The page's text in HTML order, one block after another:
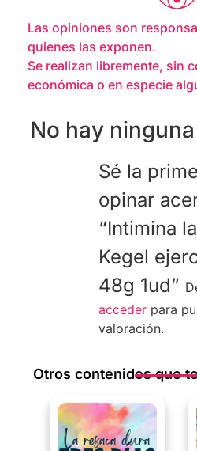
Las opiniones son
quienes las exponen.
Se realizan libremente, sin
económica o en especie
No hay
Sé la
opinar
“Intimina
Kegel
48g 1ud”
accederpara
valoración.
Otros contenidos que